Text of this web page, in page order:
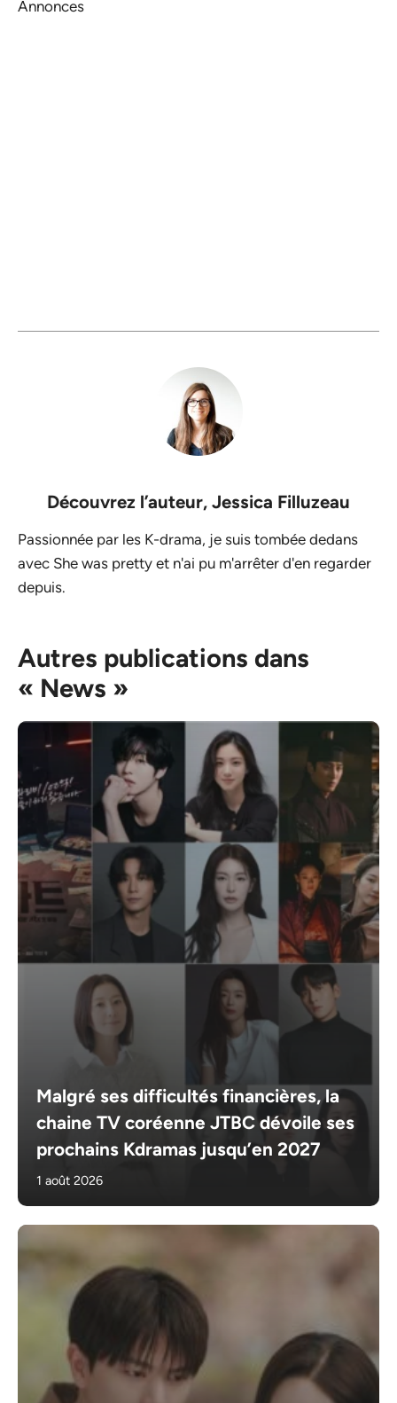
Annonces
Découvrez l’auteur, Jessica Filluzeau
Passionnée par les K-drama, je suis tombée dedans
avec She was pretty et n'ai pu m'arrêter d'en regarder
depuis.
Autres publications dans
« News »
Malgré ses difficultés financières, la
chaine TV coréenne JTBC dévoile ses
prochains Kdramas jusqu’en 2027
1 août 2026